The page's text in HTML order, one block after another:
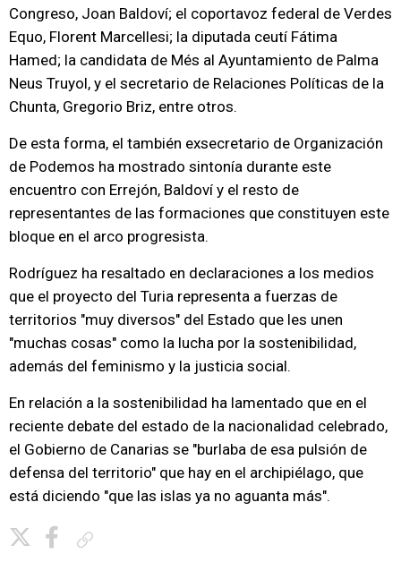
Congreso, Joan Baldoví; el coportavoz federal de Verdes
Equo, Florent Marcellesi; la diputada ceutí Fátima
Hamed; la candidata de Més al Ayuntamiento de Palma
Neus Truyol, y el secretario de Relaciones Políticas de la
Chunta, Gregorio Briz, entre otros.
De esta forma, el también exsecretario de Organización
de Podemos ha mostrado sintonía durante este
encuentro con Errejón, Baldoví y el resto de
representantes de las formaciones que constituyen este
bloque en el arco progresista.
Rodríguez ha resaltado en declaraciones a los medios
que el proyecto del Turia representa a fuerzas de
territorios "muy diversos" del Estado que les unen
"muchas cosas" como la lucha por la sostenibilidad,
además del feminismo y la justicia social.
En relación a la sostenibilidad ha lamentado que en el
reciente debate del estado de la nacionalidad celebrado,
el Gobierno de Canarias se "burlaba de esa pulsión de
defensa del territorio" que hay en el archipiélago, que
está diciendo "que las islas ya no aguanta más".